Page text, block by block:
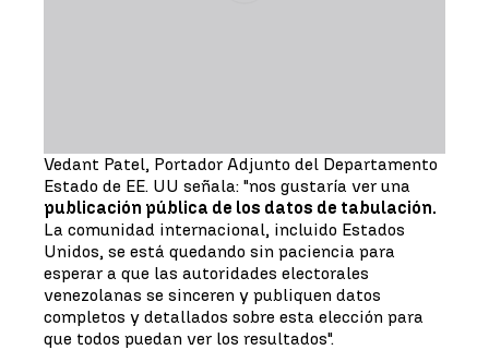
Vedant Patel, Portador Adjunto del Departamento
Estado de EE. UU señala: "nos gustaría ver una
publicación pública de los datos de tabulación.
La comunidad internacional, incluido Estados
Unidos, se está quedando sin paciencia para
esperar a que las autoridades electorales
venezolanas se sinceren y publiquen datos
completos y detallados sobre esta elección para
que todos puedan ver los resultados".